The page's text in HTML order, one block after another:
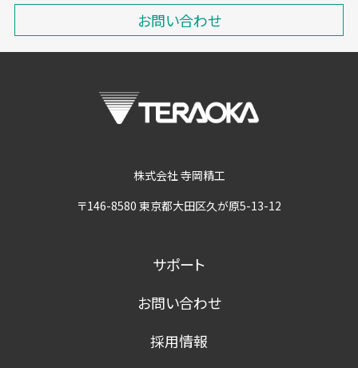
お問い合わせ
株式会社 寺岡精工
〒146-8580 東京都大田区久が原5-13-12
サポート
お問い合わせ
採用情報